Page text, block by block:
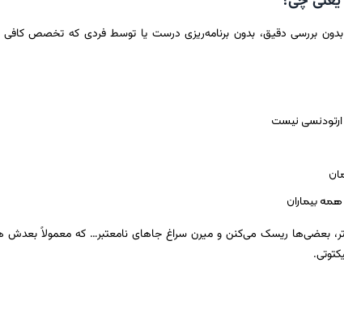
بررسی دقیق، بدون برنامه‌ریزی درست یا توسط فردی که تخصص کافی
نیست
بیماران
بعضی‌ها ریسک می‌کنن و میرن سراغ جاهای نامعتبر… که معمولاً بعدش